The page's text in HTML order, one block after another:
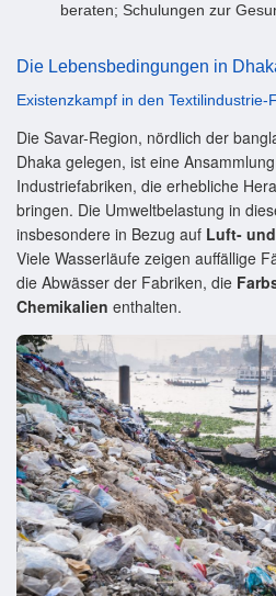
beraten; Schulungen zur
Die Lebensbedingungen in
Existenzkampf in den Textilindustrie-
Die Savar-Region, nördlich der
Dhaka gelegen, ist eine
Industriefabriken, die erhebliche
bringen. Die Umweltbelastung in
insbesondere in Bezug auf Luft-
Viele Wasserläufe zeigen auffällige
die Abwässer der Fabriken, die
Chemikalien enthalten.